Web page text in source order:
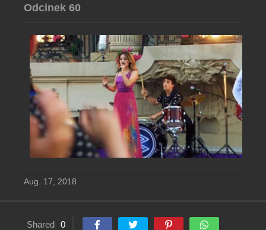
Odcinek 60
Aug. 17, 2018
Shared 0